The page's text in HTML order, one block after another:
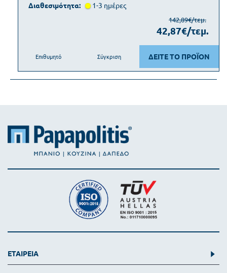
Διαθεσιμότητα: 1-3 ημέρες
142,89€/τεμ.
42,87€/τεμ.
ΔΕΙΤΕ ΤΟ ΠΡΟΪΟΝ
Επιθυμητό Σύγκριση
ΕΤΑΙΡΕΙΑ